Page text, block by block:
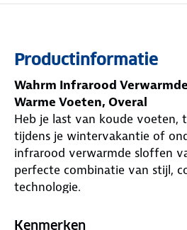
Productinformatie
Wahrm Infrarood
Warme Voeten, Overal
Heb je last van koude voeten,
tijdens je wintervakantie of
infrarood verwarmde sloffen
perfecte combinatie van stijl,
technologie.
Met drie instelbare
Kenmerken